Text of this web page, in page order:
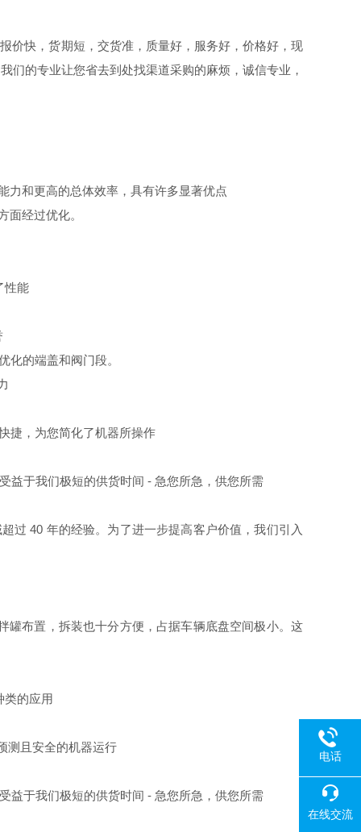
报价快，货期短， 交货准，质量好，服务好， 价格好，现
们的专业让您省去到处找渠道采购的麻烦，诚信专业，
力和更高的总体效率，具有许多显著优点
经过优化。
性能
化的端盖和阀门段。
捷，为您简化了机器所操作
益于我们极短的供货时间 - 急您所急，供您所需
过 40 年的经验。为了进一步提高客户价值，我们引入
罐布置，拆装也十分方便，占据车辆底盘空间极小。这
类的应用
测且安全的机器运行
益于我们极短的供货时间 - 急您所急，供您所需
电话
在线交流